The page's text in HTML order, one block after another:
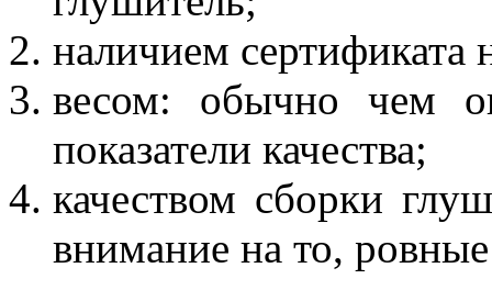
наличием сертификата
весом: обычно чем
показатели качества;
качеством сборки
внимание на то,